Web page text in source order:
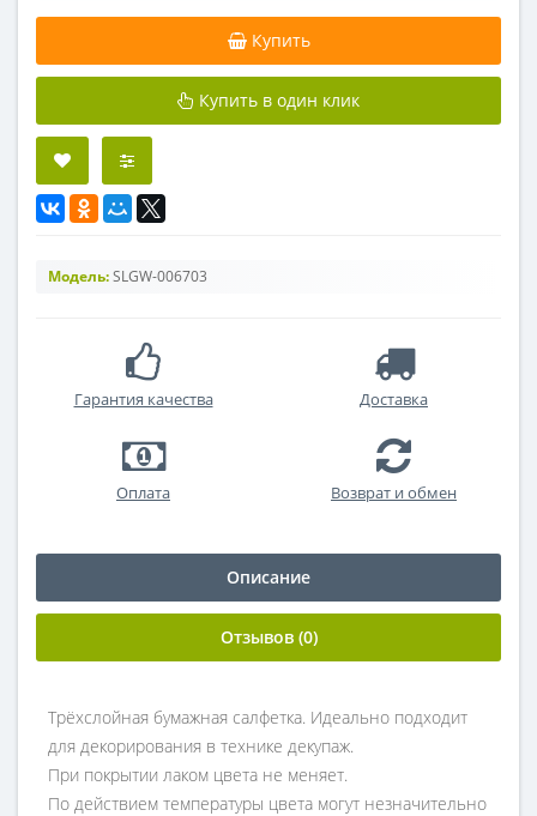
Купить
Купить в один клик
Модель:SLGW-006703
Гарантия качества Доставка
Оплата Возврат и обмен
Описание
Отзывов (0)
Трёхслойная бумажная салфетка. Идеально подходит
для декорирования в технике декупаж.
При покрытии лаком цвета не меняет.
По действием температуры цвета могут незначительно